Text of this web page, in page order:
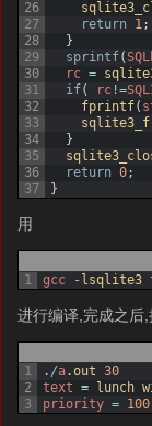
26
27
28
29
30
31
32
33
34
35
36
37
return
1 ;
}
sprintf(
rc =
if( rc !=
fprintf(
}
return 0;
}
用
1
gcc - lsqlite3
进行编译,完成之后,
1
2
3
. /a.out 30
text = lunch
priority = 100